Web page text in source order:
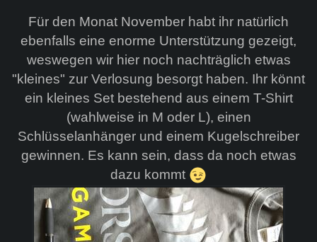
Für den Monat November habt ihr natürlich
ebenfalls eine enorme Unterstützung gezeigt,
weswegen wir hier noch nachträglich etwas
"kleines" zur Verlosung besorgt haben. Ihr könnt
ein kleines Set bestehend aus einem T-Shirt
(wahlweise in M oder L), einen
Schlüsselanhänger und einem Kugelschreiber
gewinnen. Es kann sein, dass da noch etwas
dazu kommt